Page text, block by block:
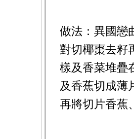
做法：異國戀
對切椰棗去籽
樣及香菜堆疊
及香蕉切成薄
再將切片香蕉